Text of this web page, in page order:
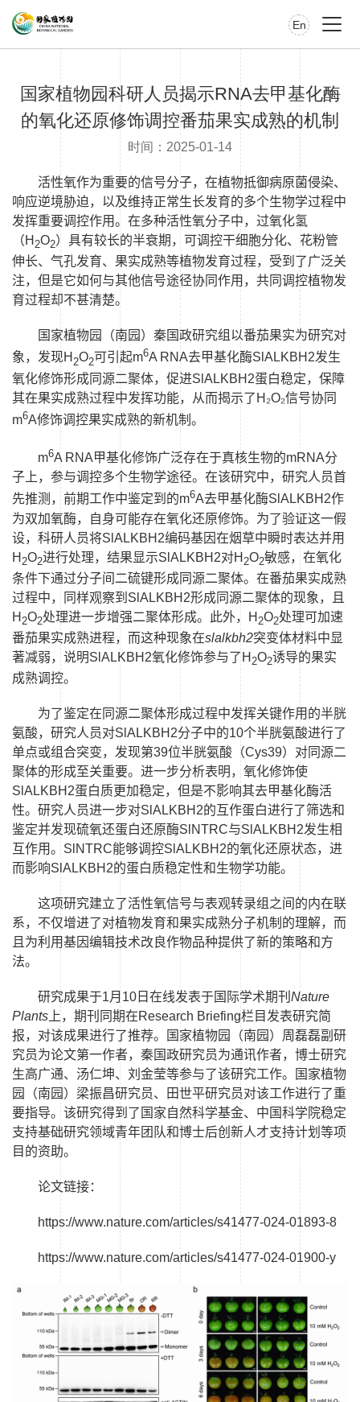
En
国家植物园科研人员揭示RNA去甲基化酶
的氧化还原修饰调控番茄果实成熟的机制
时间：2025-01-14
活性氧作为重要的信号分子，在植物抵御病原菌侵染、
响应逆境胁迫，以及维持正常生长发育的多个生物学过程中
发挥重要调控作用。在多种活性氧分子中，过氧化氢
（H 2O2）具有较长的半衰期，可调控干细胞分化、花粉管
伸长、气孔发育、果实成熟等植物发育过程，受到了广泛关
注，但是它如何与其他信号途径协同作用，共同调控植物发
育过程却不甚清楚。
国家植物园（南园）秦国政研究组以番茄果实为研究对
象，发现H 2O2可引起m6A RNA去甲基化酶SlALKBH2发生
氧化修饰形成同源二聚体，促进SlALKBH2蛋白稳定，保障
其在果实成熟过程中发挥功能，从而揭示了 H₂O₂信号协同
m6A修饰调控果实成熟的新机制。
m6A RNA甲基化修饰广泛存在于真核生物的mRNA分
子上，参与调控多个生物学途径。在该研究中，研究人员首
先推测，前期工作中鉴定到的m6A去甲基化酶SlALKBH2作
为双加氧酶，自身可能存在氧化还原修饰。为了验证这一假
设，科研人员将SlALKBH2编码基因在烟草中瞬时表达并用
H 2O2进行处理，结果显示SlALKBH2对H 2O2敏感，在氧化
条件下通过分子间二硫键形成同源二聚体。在番茄果实成熟
过程中，同样观察到 SlALKBH2形成同源二聚体的现象，且
H 2O2处理进一步增强二聚体形成。此外， H 2O2处理可加速
番茄果实成熟进程，而这种现象在slalkbh2突变体材料中显
著减弱，说明SlALKBH2氧化修饰参与了H 2O2诱导的果实
成熟调控。
为了鉴定在同源二聚体形成过程中发挥关键作用的半胱
氨酸，研究人员对SlALKBH2分子中的10个半胱氨酸进行了
单点或组合突变，发现第39位半胱氨酸（Cys39）对同源二
聚体的形成至关重要。进一步分析表明，氧化修饰使
SlALKBH2蛋白质更加稳定，但是不影响其去甲基化酶活
性。研究人员进一步对SlALKBH2的互作蛋白进行了筛选和
鉴定并发现硫氧还蛋白还原酶SlNTRC与SlALKBH2发生相
互作用。 SlNTRC能够调控SlALKBH2的氧化还原状态，进
而影响SlALKBH2的蛋白质稳定性和生物学功能。
这项研究建立了活性氧信号与表观转录组之间的内在联
系，不仅增进了对植物发育和果实成熟分子机制的理解，而
且为利用基因编辑技术改良作物品种提供了新的策略和方
法。
研究成果于1月 10 日在线发表于国际学术期刊 Nature
Plants 上，期刊同期在Research Briefing栏目发表研究简
报，对该成果进行了推荐。
国家植物园（南园） 周磊磊副研
究员为论文第一作者，秦国政研究员为通讯作者，博士研究
生高广通、汤仁坤、刘金莹等参与了该研究工作。
国家植物
园（南园） 梁振昌研究员、田世平研究员对该工作进行了重
要指导。该研究得到了国家自然科学基金、中国科学院稳定
支持基础研究领域青年团队和博士后创新人才支持计划等项
目的资助。
论文链接：
https://www.nature.com/articles/s41477-024-01893-8
https://www.nature.com/articles/s41477-024-01900-y